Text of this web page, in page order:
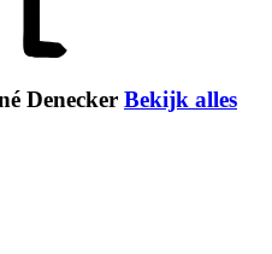
Denecker Bekijk alles